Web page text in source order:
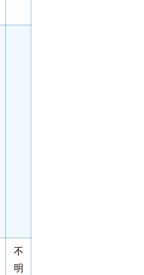
不
明